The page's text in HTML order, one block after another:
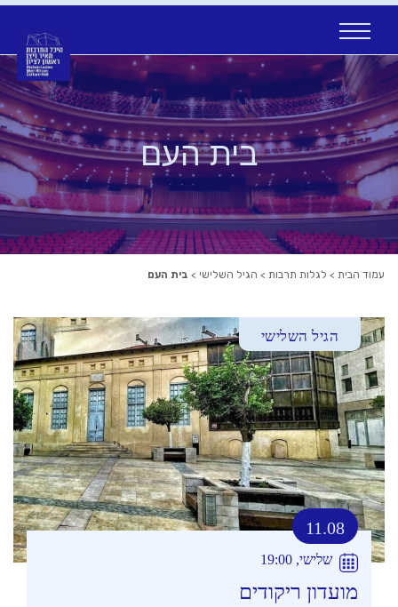
Skip
to
content
בית העם
עמוד הבית > לגלות תרבות > הגיל השלישי > בית העם
הגיל השלישי
11.08
שלישי, 19:00
מועדון ריקודים